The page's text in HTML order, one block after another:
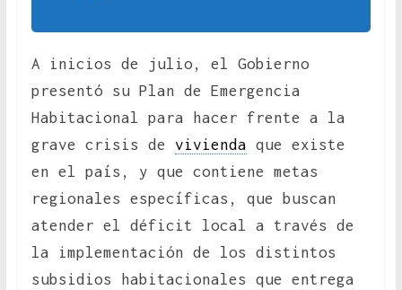
A inicios de julio, el Gobierno
presentó su Plan de Emergencia
Habitacional para hacer frente a la
grave crisis de vivienda que existe
en el país, y que contiene metas
regionales específicas, que buscan
atender el déficit local a través de
la implementación de los distintos
subsidios habitacionales que entrega